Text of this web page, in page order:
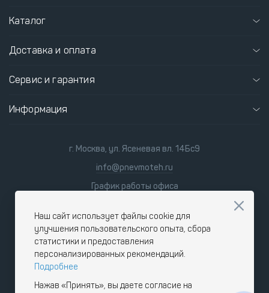
Каталог
Доставка и оплата
Сервис и гарантия
Информация
г. Москва, ул. Ясеневая вл. 14Бс9
info@pnevmoteh.ru
График работы офиса
9:00 - 18:00
Наш сайт использует файлы cookie для
улучшения пользовательского опыта, сбора
статистики и предоставления
персонализированных рекомендаций.
Подробнее
Нажав «Принять», вы даете согласие на